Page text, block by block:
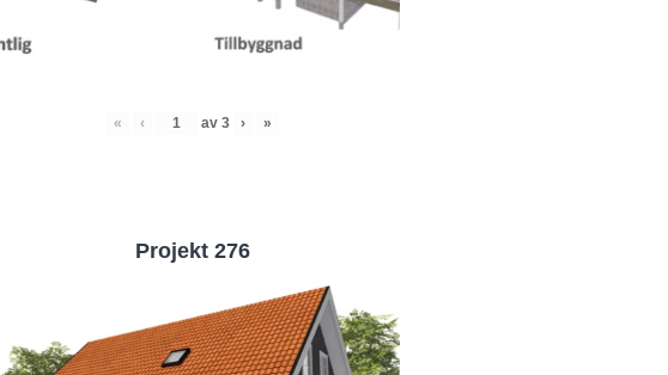
« ‹ av 3 › »
Projekt 276